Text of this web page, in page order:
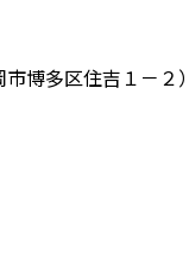
博多区住吉１－２）